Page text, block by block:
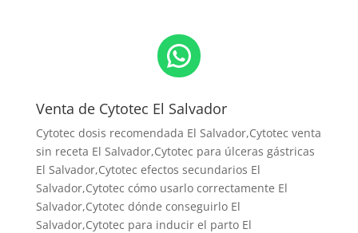
WhatsApp
Venta de Cytotec El Salvador
Cytotec dosis recomendada El Salvador,Cytotec venta
sin receta El Salvador,Cytotec para úlceras gástricas
El Salvador,Cytotec efectos secundarios El
Salvador,Cytotec cómo usarlo correctamente El
Salvador,Cytotec dónde conseguirlo El
Salvador,Cytotec para inducir el parto El